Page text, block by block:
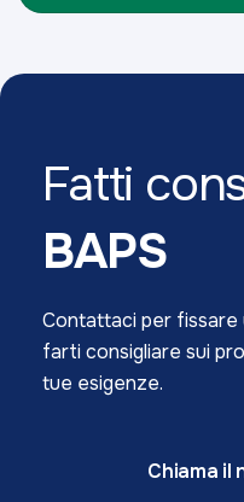
Fatti
BAPS
Contattaci per fissare
farti consigliare sui
tue esigenze.
Chiama il